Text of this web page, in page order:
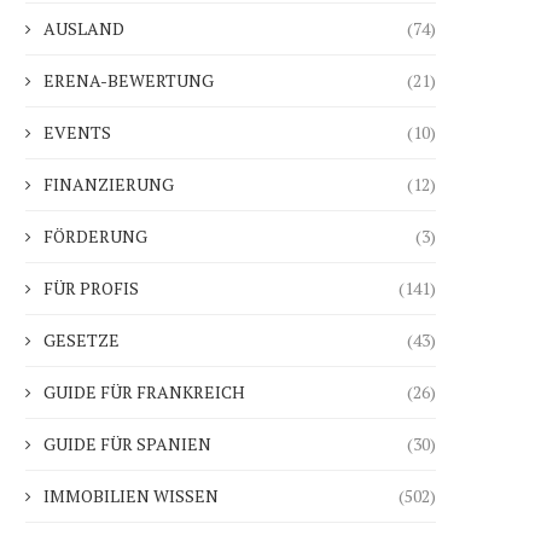
AUSLAND (74)
ERENA-BEWERTUNG (21)
EVENTS (10)
FINANZIERUNG (12)
FÖRDERUNG (3)
FÜR PROFIS (141)
GESETZE (43)
GUIDE FÜR FRANKREICH (26)
GUIDE FÜR SPANIEN (30)
IMMOBILIEN WISSEN (502)